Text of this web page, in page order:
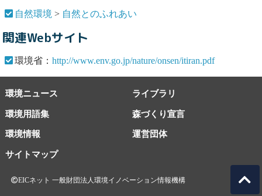
自然環境 > 自然とのふれあい
関連Webサイト
環境省：http://www.env.go.jp/nature/onsen/itiran.pdf
環境ニュース ライブラリ
環境用語集 森づくり宣言
環境情報
サイトマップ
運営団体
EICネット 一般財団法人環境イノベーション情報機構